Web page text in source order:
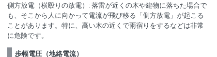
側方放電（横殴りの放電）: 落雷が近くの木や建物に落ちた場合で
も、そこから人に向かって電流が飛び移る「側方放電」が起こる
ことがあります。特に、高い木の近くで雨宿りをするなどは非常
に危険です。
歩幅電圧（地絡電流）